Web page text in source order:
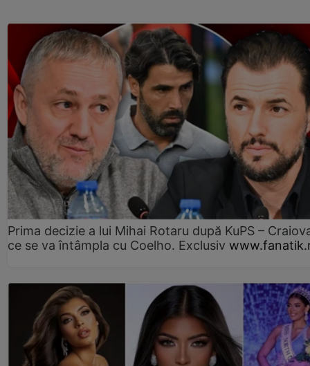
Prima decizie a lui Mihai Rotaru după KuPS –
ce se va întâmpla cu Coelho. Exclusiv